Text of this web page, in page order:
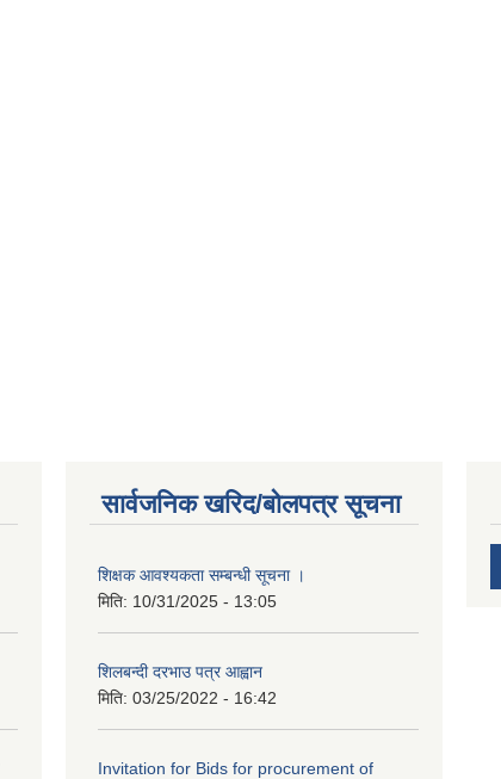
सार्वजनिक खरिद/बोलपत्र सूचना
शिक्षक आवश्यकता सम्बन्धी सूचना ।
मिति: 10/31/2025 - 13:05
शिलबन्दी दरभाउ पत्र आह्वान
मिति: 03/25/2022 - 16:42
Invitation for Bids for procurement of